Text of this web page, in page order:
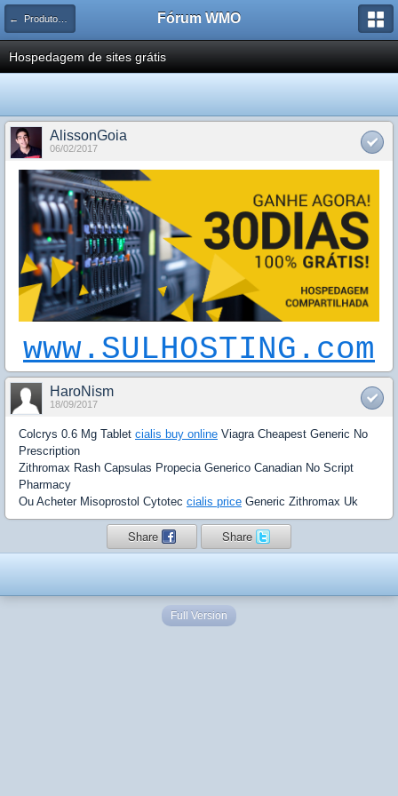
← Produtos, serviços, etc Fórum WMO
Hospedagem de sites grátis
AlissonGoia
06/02/2017
www.SULHOSTING.com
HaroNism
18/09/2017
Colcrys 0.6 Mg Tablet cialis buy online Viagra Cheapest Generic No
Prescription
Zithromax Rash Capsulas Propecia Generico Canadian No Script
Pharmacy
Ou Acheter Misoprostol Cytotec cialis price Generic Zithromax Uk
Share Share
Full Version